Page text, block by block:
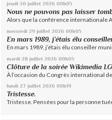
jeudi 30 juillet 2026 00h05
Nous ne pouvons pas laisser
Alors que la conférence internationale
mercredi 29 juillet 2026 00h05
En mars 1989, j’étais élu
En mars 1989, j’étais élu conseiller
mardi 28 juillet 2026 00h05
Clôture de la soirée Wikimedia
À l’occasion du Congrès international
lundi 27 juillet 2026 00h19
Tristesse.
Tristesse. Pensées pour la personne